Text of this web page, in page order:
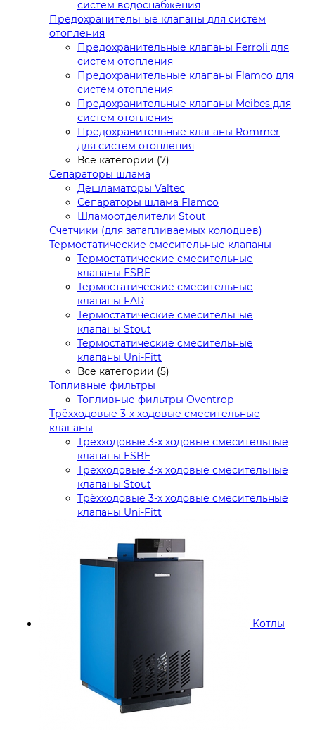
систем водоснабжения
Предохранительные клапаны для систем
отопления
Предохранительные клапаны Ferroli для
систем отопления
Предохранительные клапаны Flamco для
систем отопления
Предохранительные клапаны Meibes для
систем отопления
Предохранительные клапаны Rommer
для систем отопления
Все категории (7)
Сепараторы шлама
Дешламаторы Valtec
Сепараторы шлама Flamco
Шламоотделители Stout
Счетчики (для затапливаемых колодцев)
Термостатические смесительные клапаны
Термостатические смесительные
клапаны ESBE
Термостатические смесительные
клапаны FAR
Термостатические смесительные
клапаны Stout
Термостатические смесительные
клапаны Uni-Fitt
Все категории (5)
Топливные фильтры
Топливные фильтры Oventrop
Трёхходовые 3-х ходовые смесительные
клапаны
Трёхходовые 3-х ходовые смесительные
клапаны ESBE
Трёхходовые 3-х ходовые смесительные
клапаны Stout
Трёхходовые 3-х ходовые смесительные
клапаны Uni-Fitt
Котлы